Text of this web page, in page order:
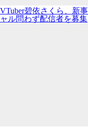
VTuber碧依さくら、新
ャル問わず配信者を募集